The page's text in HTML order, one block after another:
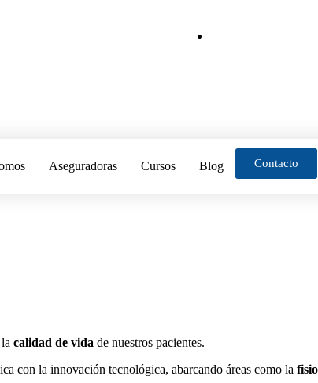
Aseguradoras Cursos Blog Contacto
calidad de vida de nuestros pacientes.
con la innovación tecnológica, abarcando áreas como la